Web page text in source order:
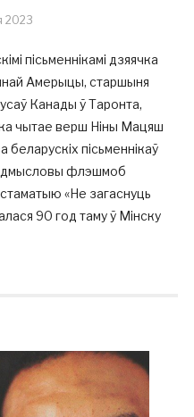
2023
пісьменнікамі дзяячка
Амерыцы, старшыня
Канады ў Таронта,
чытае верш Ніны Мацяш
пісьменнікаў
адмысловы флэшмоб
«Не загаснуць
90 год таму ў Мінску